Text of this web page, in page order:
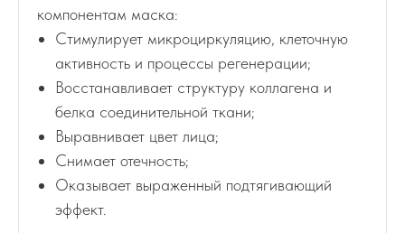
компонентам маска:
Стимулирует микроциркуляцию, клеточную
активность и процессы регенерации;
Восстанавливает структуру коллагена и
белка соединительной ткани;
Выравнивает цвет лица;
Снимает отечность;
Оказывает выраженный подтягивающий
эффект.